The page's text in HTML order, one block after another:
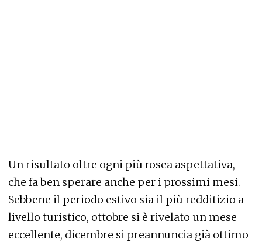
Un risultato oltre ogni più rosea aspettativa,
che fa ben sperare anche per i prossimi mesi.
Sebbene il periodo estivo sia il più redditizio a
livello turistico, ottobre si è rivelato un mese
eccellente, dicembre si preannuncia già ottimo